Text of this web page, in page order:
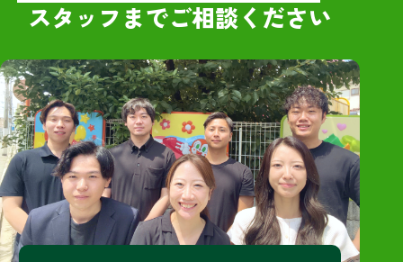
スタッフまでご相談ください